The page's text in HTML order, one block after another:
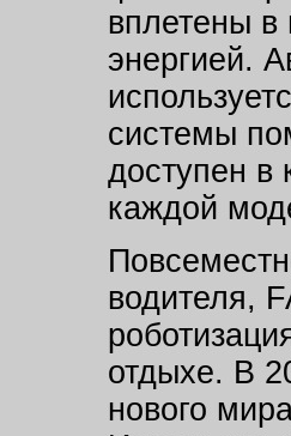
вплетены
энергией.
системы
доступен в
каждой
водителя,
отдыхе. В
нового